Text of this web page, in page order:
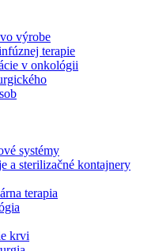
produktový katalóg B.
portfóliom.​
nás.
výrobe
terapie
v onkológii
systémy
a sterilizačné kontajnery
terapia
krvi